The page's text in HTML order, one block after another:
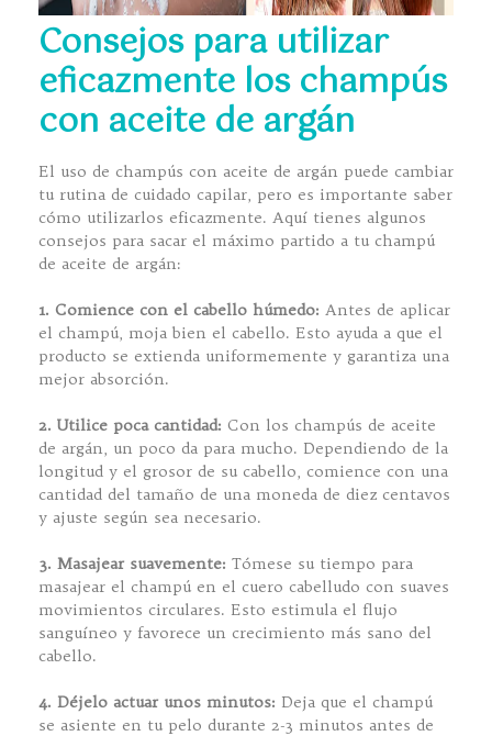
Consejos para utilizar
eficazmente los champús
con aceite de argán
El uso de champús con aceite de argán puede cambiar
tu rutina de cuidado capilar, pero es importante saber
cómo utilizarlos eficazmente. Aquí tienes algunos
consejos para sacar el máximo partido a tu champú
de aceite de argán:
1. Comience con el cabello húmedo: Antes de aplicar
el champú, moja bien el cabello. Esto ayuda a que el
producto se extienda uniformemente y garantiza una
mejor absorción.
2. Utilice poca cantidad: Con los champús de aceite
de argán, un poco da para mucho. Dependiendo de la
longitud y el grosor de su cabello, comience con una
cantidad del tamaño de una moneda de diez centavos
y ajuste según sea necesario.
3. Masajear suavemente: Tómese su tiempo para
masajear el champú en el cuero cabelludo con suaves
movimientos circulares. Esto estimula el flujo
sanguíneo y favorece un crecimiento más sano del
cabello.
4. Déjelo actuar unos minutos: Deja que el champú
se asiente en tu pelo durante 2-3 minutos antes de